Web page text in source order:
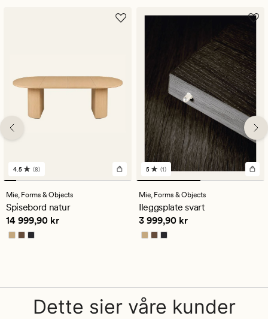
8
anmeldelser
med
en
gjennomsnittlig
vurdering
på
4.5
4.5 (8)
Mie, Forms & Objects
Spisebord natur
Pris 14 999,90 kr
14 999,90 kr
1
anmeldelser
med
en
gjennomsnittlig
vurdering
på
5
5 (1)
Mie, Forms & Objects
Ileggsplate svart
Pris 3 999,90 kr
3 999,90 kr
Dette sier våre kunder